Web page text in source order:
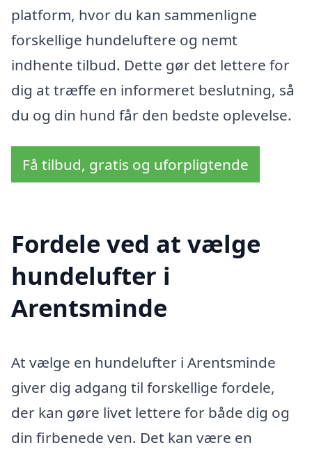
platform, hvor du kan sammenligne
forskellige hundeluftere og nemt
indhente tilbud. Dette gør det lettere for
dig at træffe en informeret beslutning, så
du og din hund får den bedste oplevelse.
Få tilbud, gratis og uforpligtende
Fordele ved at vælge
hundelufter i
Arentsminde
At vælge en hundelufter i Arentsminde
giver dig adgang til forskellige fordele,
der kan gøre livet lettere for både dig og
din firbenede ven. Det kan være en